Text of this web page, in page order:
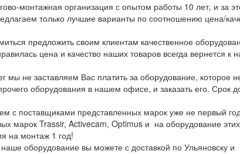
монтажная организация с опытом работы 10 лет, и за
только лучшие варианты по соотношению цена/
предложить своим клиентам качественное
цена и качество наших товаров всегда вернется
мы не заставляем Вас платить за оборудование,
оборудования в нашем офисе, и заказать его.
с поставщиками представленных марок уже не первый
марок Trassir, Activecam, Optimus и на оборудование
на монтаж 1 год!
наше оборудование вы можете с доставкой по Ульяновску